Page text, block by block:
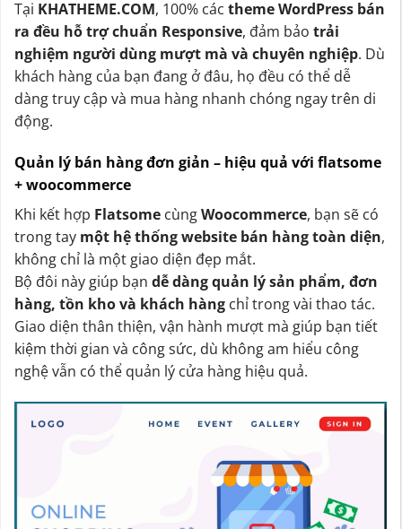
Tại KHATHEME.COM, 100% các theme WordPress bán
ra đều hỗ trợ chuẩn Responsive, đảm bảo trải
nghiệm người dùng mượt mà và chuyên nghiệp. Dù
khách hàng của bạn đang ở đâu, họ đều có thể dễ
dàng truy cập và mua hàng nhanh chóng ngay trên di
động.
Quản lý bán hàng đơn giản – hiệu quả với flatsome
+ woocommerce
Khi kết hợp Flatsome cùngWoocommerce, bạn sẽ có
trong tay một hệ thống website bán hàng toàn diện,
không chỉ là một giao diện đẹp mắt.
Bộ đôi này giúp bạn dễ dàng quản lý sản phẩm, đơn
hàng, tồn kho và khách hàng chỉ trong vài thao tác.
Giao diện thân thiện, vận hành mượt mà giúp bạn tiết
kiệm thời gian và công sức, dù không am hiểu công
nghệ vẫn có thể quản lý cửa hàng hiệu quả.